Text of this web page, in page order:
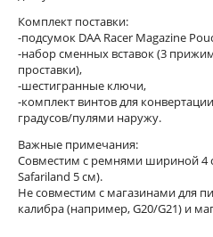
Комплект поставки:
-подсумок DAA Racer Magazine
-набор сменных вставок (3
проставки),
-шестигранные ключи,
-комплект винтов для
градусов/пулями наружу.
Важные примечания:
Совместим с ремнями шириной 4
Safariland 5 см).
Не совместим с магазинами для
калибра (например, G20/G21) и